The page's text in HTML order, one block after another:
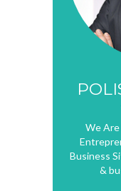
We
Business
&